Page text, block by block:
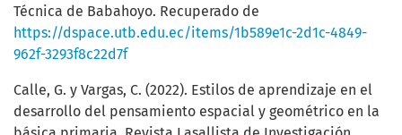
Técnica de Babahoyo. Recuperado de
https://dspace.utb.edu.ec/items/1b589e1c-2d1c-4849-
962f-3293f8c22d7f
Calle, G. y Vargas, C. (2022). Estilos de aprendizaje en el
desarrollo del pensamiento espacial y geométrico en la